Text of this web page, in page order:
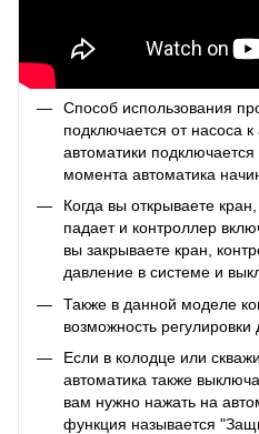
Способ использования
подключается от насоса
автоматики подключается
момента автоматика
Когда вы открываете
падает и контроллер
вы закрываете кран,
давление в системе и
Также в данной моделе
возможность
Если в колодце или
автоматика также
вам нужно нажать на
функция называется